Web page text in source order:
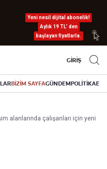
Yeni nesil dijital abonelik!
Aylık 19 TL’ den
başlayan fiyatlarla.
GİRİŞ
BİZİM SAYFAGÜNDEMPOLİTİKA
alanlarında çalışanları için yeni